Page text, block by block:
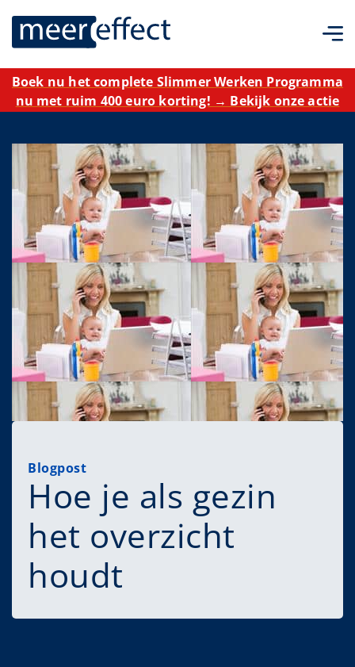
Boek nu het complete Slimmer Werken Programma
nu met ruim 400 euro korting! → Bekijk onze actie
Blogpost
Hoe je als gezin
het overzicht
houdt